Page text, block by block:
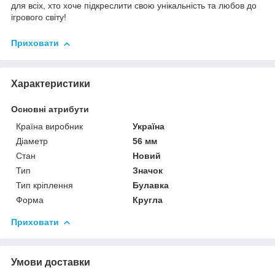
для всіх, хто хоче підкреслити свою унікальність та любов до
ігрового світу!
Приховати
Характеристики
Основні атрибути
Країна виробник
Україна
Діаметр
56 мм
Стан
Новий
Тип
Значок
Тип кріплення
Булавка
Форма
Кругла
Приховати
Умови доставки